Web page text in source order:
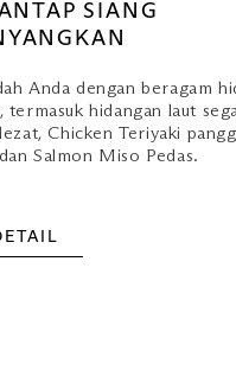
SIANG
Anda dengan beragam
termasuk hidangan laut
Chicken Teriyaki
Salmon Miso Pedas.